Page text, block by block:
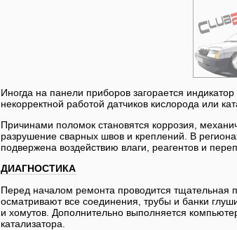
Иногда на панели приборов загорается
некорректной работой датчиков кислорода или
Причинами поломок становятся коррозия,
разрушение сварных швов и креплений. В
подвержена воздействию влаги, реагентов и
ДИАГНОСТИКА
Перед началом ремонта проводится
осматривают все соединения, трубы и банки
и хомутов. Дополнительно выполняется
катализатора.